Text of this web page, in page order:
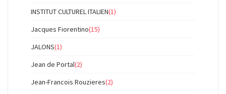
INSTITUT CULTUREL ITALIEN(1)
Jacques Fiorentino(15)
JALONS(1)
Jean de Portal(2)
Jean-Francois Rouzieres(2)